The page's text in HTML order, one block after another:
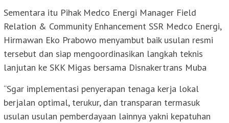
Sementara itu Pihak Medco Energi Manager Field
Relation & Community Enhancement SSR Medco Energi,
Hirmawan Eko Prabowo menyambut baik usulan resmi
tersebut dan siap mengoordinasikan langkah teknis
lanjutan ke SKK Migas bersama Disnakertrans Muba
“Sgar implementasi penyerapan tenaga kerja lokal
berjalan optimal, terukur, dan transparan termasuk
usulan usulan pemberdayaan lainnya yakni kepatuhan